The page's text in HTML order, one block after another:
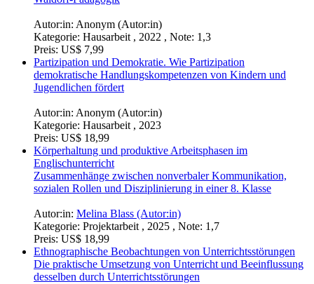
Autor:in: Anonym (Autor:in)
Kategorie: Hausarbeit , 2022 , Note: 1,3
Preis: US$ 7,99
Partizipation und Demokratie. Wie Partizipation
demokratische Handlungskompetenzen von Kindern und
Jugendlichen fördert
Autor:in: Anonym (Autor:in)
Kategorie: Hausarbeit , 2023
Preis: US$ 18,99
Körperhaltung und produktive Arbeitsphasen im
Englischunterricht
Zusammenhänge zwischen nonverbaler Kommunikation,
sozialen Rollen und Disziplinierung in einer 8. Klasse
Autor:in: Melina Blass (Autor:in)
Kategorie: Projektarbeit , 2025 , Note: 1,7
Preis: US$ 18,99
Ethnographische Beobachtungen von Unterrichtsstörungen
Die praktische Umsetzung von Unterricht und Beeinflussung
desselben durch Unterrichtsstörungen